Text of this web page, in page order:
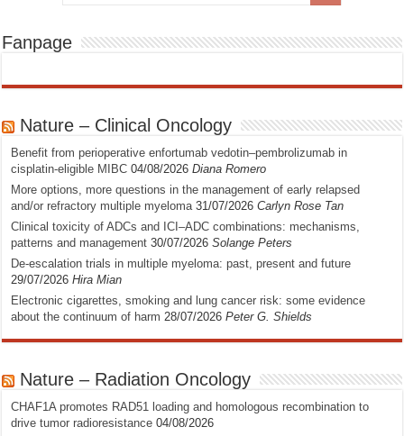
Fanpage
Nature – Clinical Oncology
Benefit from perioperative enfortumab vedotin–pembrolizumab in
cisplatin-eligible MIBC 04/08/2026 Diana Romero
More options, more questions in the management of early relapsed
and/or refractory multiple myeloma 31/07/2026 Carlyn Rose Tan
Clinical toxicity of ADCs and ICI–ADC combinations: mechanisms,
patterns and management 30/07/2026 Solange Peters
De-escalation trials in multiple myeloma: past, present and future
29/07/2026 Hira Mian
Electronic cigarettes, smoking and lung cancer risk: some evidence
about the continuum of harm 28/07/2026 Peter G. Shields
Nature – Radiation Oncology
CHAF1A promotes RAD51 loading and homologous recombination to
drive tumor radioresistance 04/08/2026